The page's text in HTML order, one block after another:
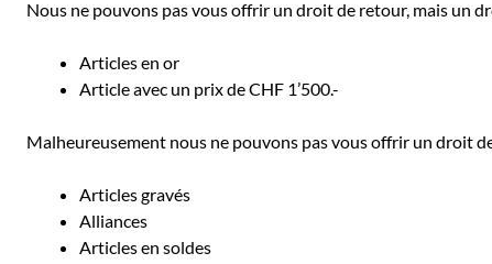
Nous ne pouvons pas vous offrir un droit de retour, mais un
Articles en or
Article avec un prix de CHF 1’500.-
Malheureusement nous ne pouvons pas vous offrir un droit
Articles gravés
Alliances
Articles en soldes